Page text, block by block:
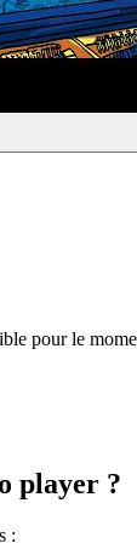
pour le
player ?
: